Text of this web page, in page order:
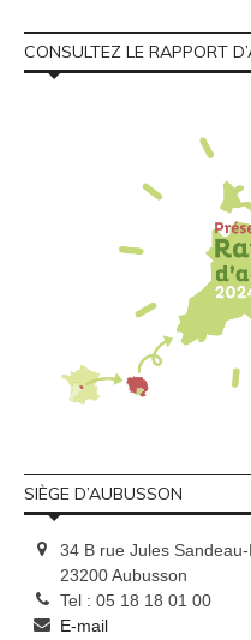
CONSULTEZ LE RAPPORT
SIÈGE D’AUBUSSON
34 B rue Jules
23200 Aubusson
Tel : 05 18 18 01 00
E-mail